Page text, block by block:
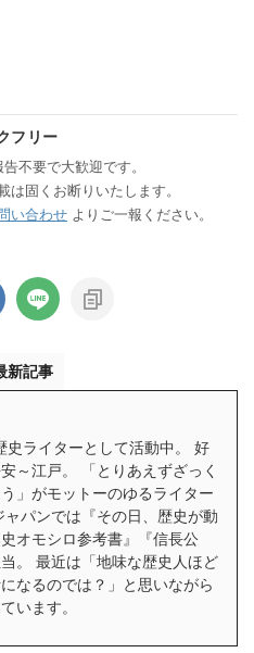
フリー
不要で大歓迎です。
は固くお断りいたします。
い合わせ よりご一報ください。
新記事
史ライターとして活動中。 好
～江戸。 「とりあえずざっく
」がモットーのゆるライター
ャパンでは『その日、歴史が動
オモシロ参考書』『信長公
。 最近は「地味な歴史人ほど
なるのでは？」と思いながら
います。